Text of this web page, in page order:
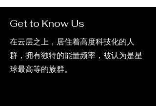
Get to Know Us
在云层之上，居住着高度科技化的人
群，拥有独特的能量频率，被认为是星
球最高等的族群。